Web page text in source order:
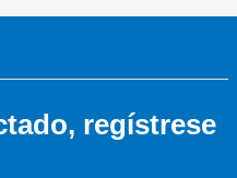
regístrese